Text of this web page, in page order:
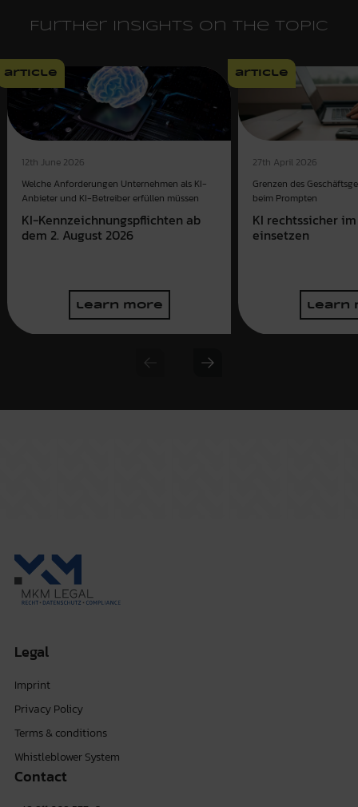
Further insights on the topic
article
12th June 2026
Welche Anforderungen Unternehmen als KI-
Anbieter und KI-Betreiber erfüllen müssen
KI-Kennzeichnungspflichten ab
dem 2. August 2026
learn more
article
27th April 2026
Grenzen des
beim Prompten
KI rechtssicher
einsetzen
learn
Previous slide
Next slide
Legal
Imprint
Privacy Policy
Terms & conditions
Whistleblower System
Contact